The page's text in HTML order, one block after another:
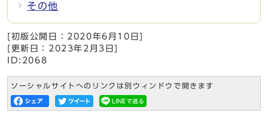
その他
[初版公開日： 2020年6月10日
[更新日： 2023年2月3日
ID:2068
ソーシャルサイトへのリンクは別ウィンドウで開きます